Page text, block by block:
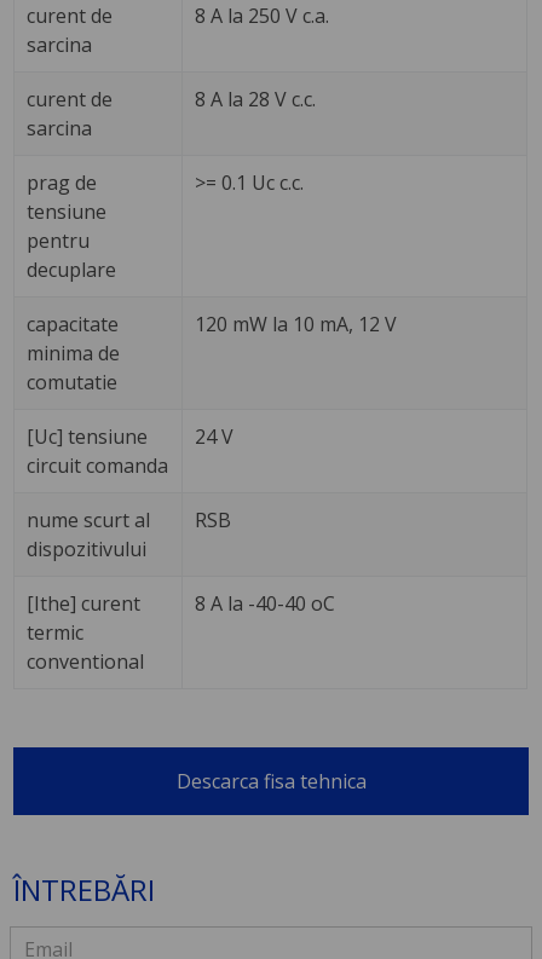
curent de
sarcina
8 A la 250 V c.a.
curent de
sarcina
8 A la 28 V c.c.
prag de
tensiune
pentru
decuplare
>= 0.1 Uc c.c.
capacitate
minima de
comutatie
120 mW la 10 mA, 12 V
[Uc] tensiune
circuit comanda
24 V
nume scurt al
dispozitivului
RSB
[Ithe] curent
termic
conventional
8 A la -40-40 oC
Descarca fisa tehnica
ÎNTREBĂRI